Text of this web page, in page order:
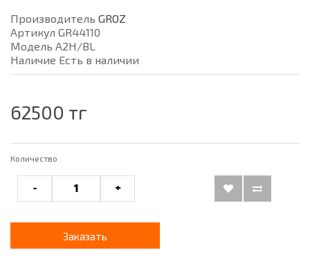
Производитель GROZ
Артикул GR44110
Модель A2H/BL
Наличие Есть в наличии
62500 тг
Количество
- +
Заказать